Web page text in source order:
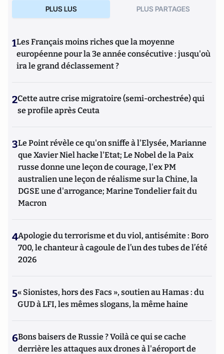
PLUS LUS PLUS PARTAGES
1Les Français moins riches que la moyenne
européenne pour la 3e année consécutive : jusqu'où
ira le grand déclassement ?
2Cette autre crise migratoire (semi-orchestrée) qui
se profile après Ceuta
3Le Point révèle ce qu'on sniffe à l'Elysée, Marianne
que Xavier Niel hacke l'Etat; Le Nobel de la Paix
russe donne une leçon de courage, l'ex PM
australien une leçon de réalisme sur la Chine, la
DGSE une d'arrogance; Marine Tondelier fait du
Macron
4Apologie du terrorisme et du viol, antisémite : Boro
700, le chanteur à cagoule de l’un des tubes de l’été
2026
5« Sionistes, hors des Facs », soutien au Hamas : du
GUD à LFI, les mêmes slogans, la même haine
6Bons baisers de Russie ? Voilà ce qui se cache
derrière les attaques aux drones à l'aéroport de